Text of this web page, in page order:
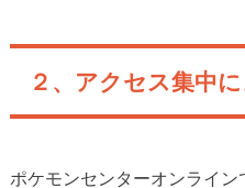
２、アクセス集中
ポケモンセンターオンライ